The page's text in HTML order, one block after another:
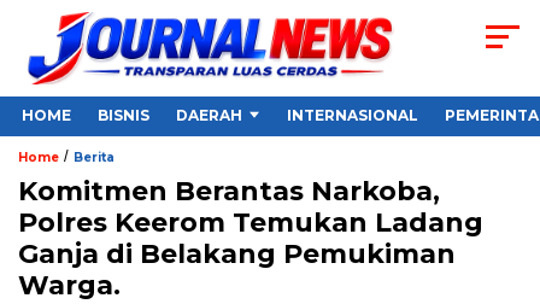
HOME BISNIS DAERAH INTERNASIONAL
Home / Berita
Komitmen Berantas Narkoba,
Polres Keerom Temukan Ladang
Ganja di Belakang Pemukiman
Warga.